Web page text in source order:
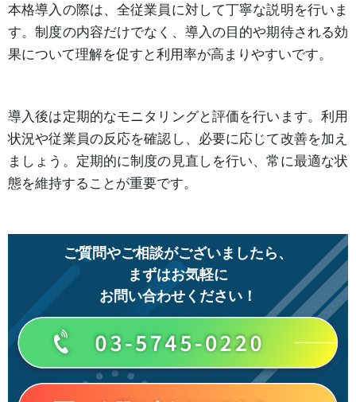
本格導入の際は、全従業員に対して丁寧な説明を行いま
す。制度の内容だけでなく、導入の目的や期待される効
果について理解を促すと利用率が高まりやすいです。
導入後は定期的なモニタリングと評価を行います。利用
状況や従業員の反応を確認し、必要に応じて改善を加え
ましょう。定期的に制度の見直しを行い、常に最適な状
態を維持することが重要です。
ご質問やご相談がございましたら、
まずはお気軽に
お問い合わせください！